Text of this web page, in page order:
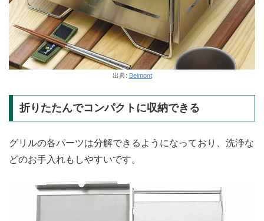
出典: Belmont
折りたたんでコンパクトに収納できる
グリルの各パーツは分解できるようになっており、洗浄な
どのお手入れもしやすいです。